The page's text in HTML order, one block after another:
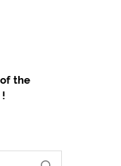
the